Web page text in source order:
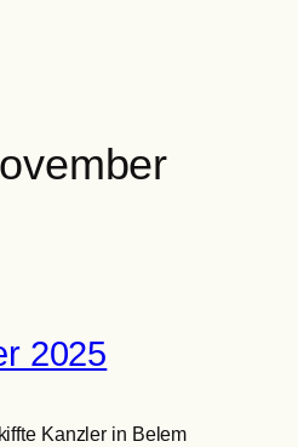
2025
Kanzler in Belem